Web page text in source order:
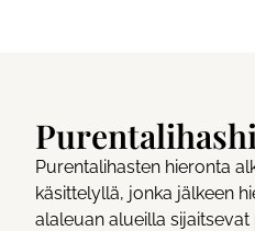
Purentalihasten hieronta
käsittelyllä, jonka jälkeen
alaleuan alueilla sijaitsevat